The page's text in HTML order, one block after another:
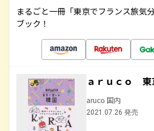
まるごと一冊「東京でフランス旅気
ブック！
ａｒｕｃｏ 東
aruco 国内
2021.07.26 発売